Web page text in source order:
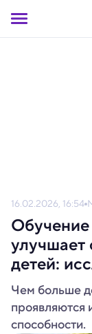
16.02.2026, 16:54
улучшает
детей:
Чем больше
проявляются
способности.